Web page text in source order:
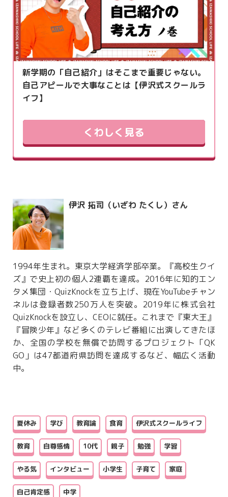
新学期の「自己紹介」はそこまで重要じゃない。
自己アピールで大事なことは【伊沢式スクールラ
イフ】
くわしく見る
伊沢 拓司（いざわ たくし）さん
1994年生まれ。東京大学経済学部卒業。『高校生クイ
ズ』で史上初の個人2連覇を達成。2016年に知的エン
タメ集団・QuizKnockを立ち上げ、現在YouTubeチャン
ネルは登録者数250万人を突破。2019年に株式会社
QuizKnockを設立し、CEOに就任。これまで『東大王』
『冒険少年』など多くのテレビ番組に出演してきたほ
か、全国の学校を無償で訪問するプロジェクト「QK
GO」は47都道府県訪問を達成するなど、幅広く活動
中。
夏休み 学び 教育論 食育 伊沢式スクールライフ
教育 自尊感情 10代 親子 勉強 学習
やる気 インタビュー 小学生 子育て 家庭
自己肯定感 中学